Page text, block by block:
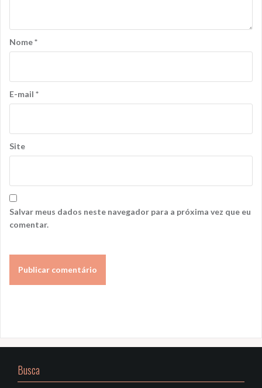
Nome*
E-mail *
Site
Salvar meus dados neste navegador para a próxima vez que eu
comentar.
Busca